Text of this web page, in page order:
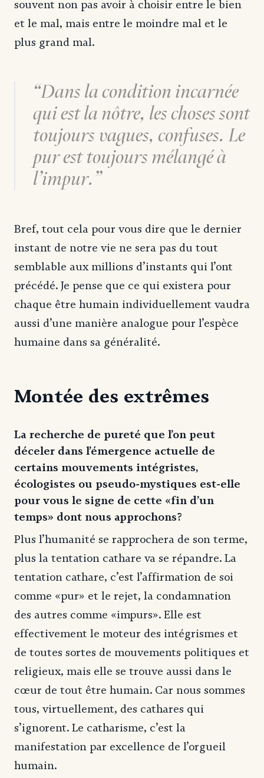
souvent non pas avoir à choisir entre le bien
et le mal, mais entre le moindre mal et le
plus grand mal.
Dans la condition incarnée
qui est la nôtre, les choses sont
toujours vagues, confuses. Le
pur est toujours mélangé à
l’impur.
Bref, tout cela pour vous dire que le dernier
instant de notre vie ne sera pas du tout
semblable aux millions d’instants qui l’ont
précédé. Je pense que ce qui existera pour
chaque être humain individuellement vaudra
aussi d’une manière analogue pour l’espèce
humaine dans sa généralité.
Montée des extrêmes
La recherche de pureté que l’on peut
déceler dans l’émergence actuelle de
certains mouvements intégristes,
écologistes ou pseudo-mystiques est-elle
pour vous le signe de cette «fin d’un
temps» dont nous approchons?
Plus l’humanité se rapprochera de son terme,
plus la tentation cathare va se répandre. La
tentation cathare, c’est l’affirmation de soi
comme «pur» et le rejet, la condamnation
des autres comme «impurs». Elle est
effectivement le moteur des intégrismes et
de toutes sortes de mouvements politiques et
religieux, mais elle se trouve aussi dans le
cœur de tout être humain. Car nous sommes
tous, virtuellement, des cathares qui
s’ignorent. Le catharisme, c’est la
manifestation par excellence de l’orgueil
humain.